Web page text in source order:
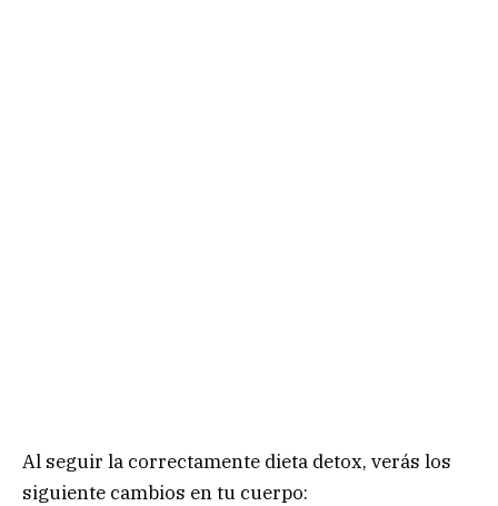
Al seguir la correctamente dieta detox, verás los
siguiente cambios en tu cuerpo: